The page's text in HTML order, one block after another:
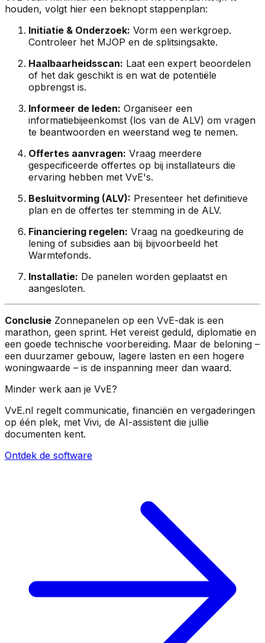
houden, volgt hier een beknopt stappenplan:
Initiatie & Onderzoek: Vorm een werkgroep.
Controleer het MJOP en de splitsingsakte.
Haalbaarheidsscan: Laat een expert beoordelen
of het dak geschikt is en wat de potentiële
opbrengst is.
Informeer de leden: Organiseer een
informatiebijeenkomst (los van de ALV) om vragen
te beantwoorden en weerstand weg te nemen.
Offertes aanvragen: Vraag meerdere
gespecificeerde offertes op bij installateurs die
ervaring hebben met VvE's.
Besluitvorming (ALV): Presenteer het definitieve
plan en de offertes ter stemming in de ALV.
Financiering regelen: Vraag na goedkeuring de
lening of subsidies aan bij bijvoorbeeld het
Warmtefonds.
Installatie: De panelen worden geplaatst en
aangesloten.
Conclusie Zonnepanelen op een VvE-dak is een
marathon, geen sprint. Het vereist geduld, diplomatie en
een goede technische voorbereiding. Maar de beloning –
een duurzamer gebouw, lagere lasten en een hogere
woningwaarde – is de inspanning meer dan waard.
Minder werk aan je VvE?
VvE.nl regelt communicatie, financiën en vergaderingen
op één plek, met Vivi, de AI-assistent die jullie
documenten kent.
Ontdek de software